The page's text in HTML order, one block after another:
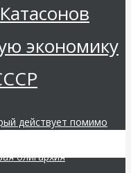
экономику
олигархия